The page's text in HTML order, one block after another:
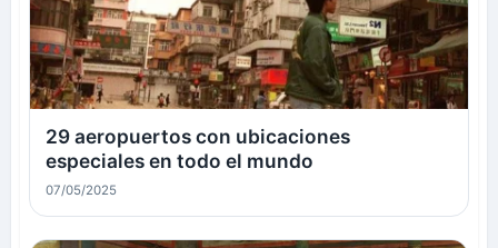
29 aeropuertos con ubicaciones
especiales en todo el mundo
07/05/2025